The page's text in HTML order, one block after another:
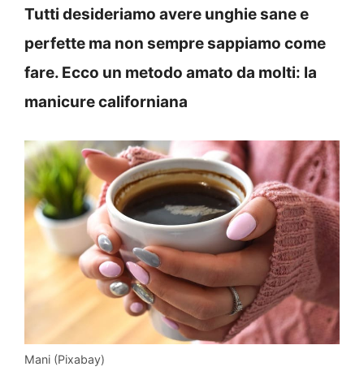
Tutti desideriamo avere unghie sane e
perfette ma non sempre sappiamo come
fare. Ecco un metodo amato da molti: la
manicure californiana
Mani (Pixabay)